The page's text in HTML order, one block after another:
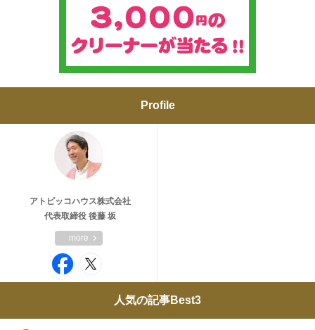
Profile
アトピッコハウス株式会社
代表取締役 後藤 坂
more
人気の記事Best3